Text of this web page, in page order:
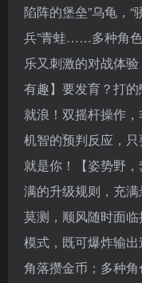
陷阵的堡垒”乌龟，“
兵”青蛙……多种角
乐又刺激的对战体
有趣】要发育？打
就浪！双摇杆操作
机智的预判反应，
就是你！【姿势野
满的升级规则，充
莫测，顺风随时面
模式，既可爆炸输
角落攒金币；多种